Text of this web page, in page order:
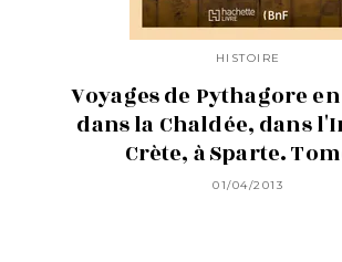
HISTOIRE
Voyages de Pythagore
dans la Chaldée, dans
Crète, à Sparte.
01/04/2013